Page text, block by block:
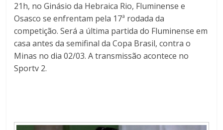
21h, no Ginásio da Hebraica Rio, Fluminense e
Osasco se enfrentam pela 17ª rodada da
competição. Será a última partida do Fluminense em
casa antes da semifinal da Copa Brasil, contra o
Minas no dia 02/03. A transmissão acontece no
Sportv 2.